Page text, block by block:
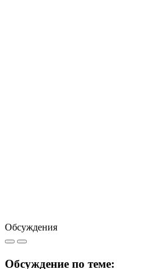
Обсуждения
Обсуждение по теме: